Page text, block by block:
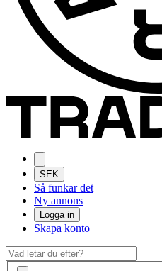
SEK
Så funkar det
Ny annons
Logga in
Skapa konto